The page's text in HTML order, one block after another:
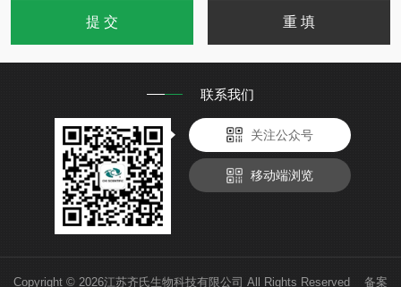
联系我们
关注公众号
移动端浏览
Copyright © 2026江苏齐氏生物科技有限公司 All Rights Reserved 备案